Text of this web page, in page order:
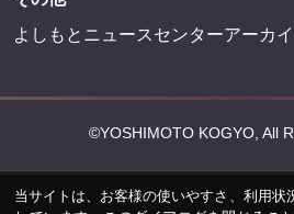
よしもとニュースセンターアーカ
©YOSHIMOTO KOGYO, All
当サイトは、お客様の使いやすさ、利用